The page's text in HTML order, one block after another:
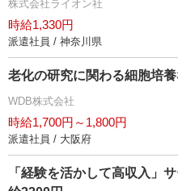
株式会社ライオン社
時給1,330円
派遣社員 / 神奈川県
老化の研究に関わる細胞培
WDB株式会社
時給1,700円～1,800円
派遣社員 / 大阪府
「経験を活かして高収入」